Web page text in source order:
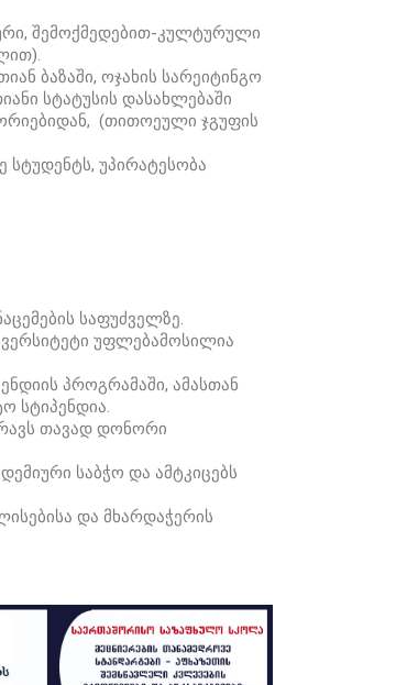
შემოქმედებით-კულტურული
ბაზაში, ოჯახის სარეიტინგო
სტატუსის დასახლებაში
(თითოეული ჯგუფის
უპირატესობა
საფუძველზე.
უფლებამოსილია
პროგრამაში, ამასთან
სტიპენდია.
თავად დონორი
საბჭო და ამტკიცებს
და მხარდაჭერის